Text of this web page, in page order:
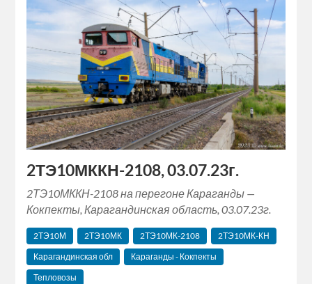
2ТЭ10МККН-2108, 03.07.23г.
2ТЭ10МККН-2108 на перегоне Караганды —
Кокпекты, Карагандинская область, 03.07.23г.
2ТЭ10М 2ТЭ10МК 2ТЭ10МК-2108
2ТЭ10МК-КН
Карагандинская обл
Караганды - Кокпекты
Тепловозы